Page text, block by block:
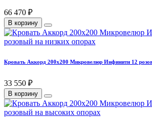
66 470 ₽
В корзину
Кровать Аккорд 200х200 Микровелюр Инфинити 12
33 550 ₽
В корзину